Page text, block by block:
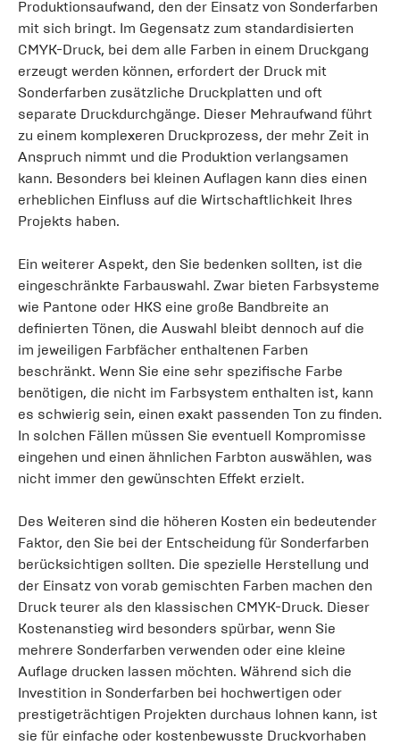
Produktionsaufwand, den der Einsatz von Sonderfarben
mit sich bringt. Im Gegensatz zum standardisierten
CMYK-Druck, bei dem alle Farben in einem Druckgang
erzeugt werden können, erfordert der Druck mit
Sonderfarben zusätzliche Druckplatten und oft
separate Druckdurchgänge. Dieser Mehraufwand führt
zu einem komplexeren Druckprozess, der mehr Zeit in
Anspruch nimmt und die Produktion verlangsamen
kann. Besonders bei kleinen Auflagen kann dies einen
erheblichen Einfluss auf die Wirtschaftlichkeit Ihres
Projekts haben.
Ein weiterer Aspekt, den Sie bedenken sollten, ist die
eingeschränkte Farbauswahl. Zwar bieten Farbsysteme
wie Pantone oder HKS eine große Bandbreite an
definierten Tönen, die Auswahl bleibt dennoch auf die
im jeweiligen Farbfächer enthaltenen Farben
beschränkt. Wenn Sie eine sehr spezifische Farbe
benötigen, die nicht im Farbsystem enthalten ist, kann
es schwierig sein, einen exakt passenden Ton zu finden.
In solchen Fällen müssen Sie eventuell Kompromisse
eingehen und einen ähnlichen Farbton auswählen, was
nicht immer den gewünschten Effekt erzielt.
Des Weiteren sind die höheren Kosten ein bedeutender
Faktor, den Sie bei der Entscheidung für Sonderfarben
berücksichtigen sollten. Die spezielle Herstellung und
der Einsatz von vorab gemischten Farben machen den
Druck teurer als den klassischen CMYK-Druck. Dieser
Kostenanstieg wird besonders spürbar, wenn Sie
mehrere Sonderfarben verwenden oder eine kleine
Auflage drucken lassen möchten. Während sich die
Investition in Sonderfarben bei hochwertigen oder
prestigeträchtigen Projekten durchaus lohnen kann, ist
sie für einfache oder kostenbewusste Druckvorhaben